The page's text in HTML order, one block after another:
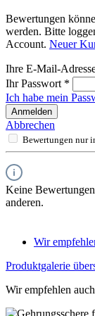
Bewertungen
werden. Bitte
Account. Neuer
Ihre E-Mail-
Ihr Passwort *
Ich habe mein
Anmelden
Abbrechen
Bewertungen nur
Keine
anderen.
Wir
Produktgalerie
Wir empfehlen